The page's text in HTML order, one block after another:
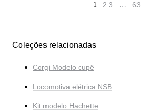
1 2 3 … 63
Coleções relacionadas
Corgi Modelo cupê
Locomotiva elétrica NSB
Kit modelo Hachette